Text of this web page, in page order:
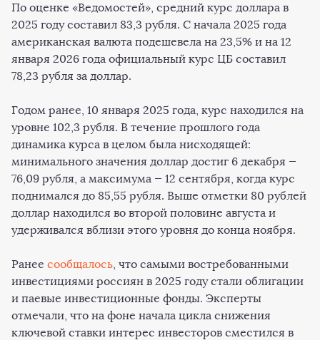
По оценке «Ведомостей», средний курс доллара в
2025 году составил 83,3 рубля. С начала 2025 года
американская валюта подешевела на 23,5% и на 12
января 2026 года официальный курс ЦБ составил
78,23 рубля за доллар.
Годом ранее, 10 января 2025 года, курс находился на
уровне 102,3 рубля. В течение прошлого года
динамика курса в целом была нисходящей:
минимального значения доллар достиг 6 декабря —
76,09 рубля, а максимума — 12 сентября, когда курс
поднимался до 85,55 рубля. Выше отметки 80 рублей
доллар находился во второй половине августа и
удерживался вблизи этого уровня до конца ноября.
Ранее сообщалось, что самыми востребованными
инвестициями россиян в 2025 году стали облигации
и паевые инвестиционные фонды. Эксперты
отмечали, что на фоне начала цикла снижения
ключевой ставки интерес инвесторов сместился в